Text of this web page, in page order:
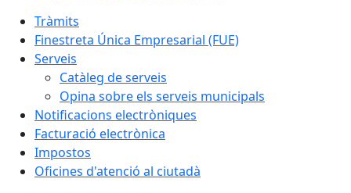
Tràmits
Finestreta Única Empresarial (FUE)
Serveis
Catàleg de serveis
Opina sobre els serveis municipals
Notificacions electròniques
Facturació electrònica
Impostos
Oficines d'atenció al ciutadà